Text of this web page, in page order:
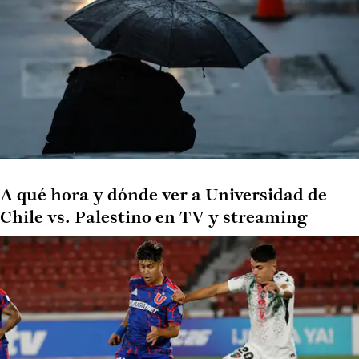
A qué hora y dónde ver a Universidad de
Chile vs. Palestino en TV y streaming